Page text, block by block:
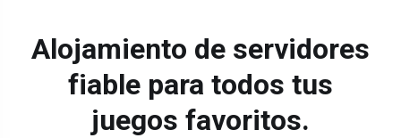
Alojamiento de servidores
fiable para todos tus
juegos favoritos.